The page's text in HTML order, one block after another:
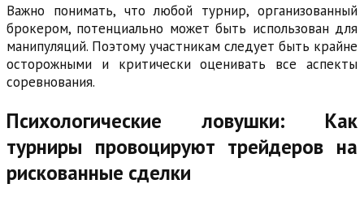
Важно понимать, что любой турнир, организованный
брокером, потенциально может быть использован для
манипуляций. Поэтому участникам следует быть крайне
осторожными и критически оценивать все аспекты
соревнования.
Психологические ловушки: Как
турниры провоцируют трейдеров на
рискованные сделки